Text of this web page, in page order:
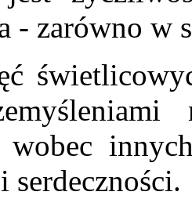
- zarówno w
wobec
serdeczności.